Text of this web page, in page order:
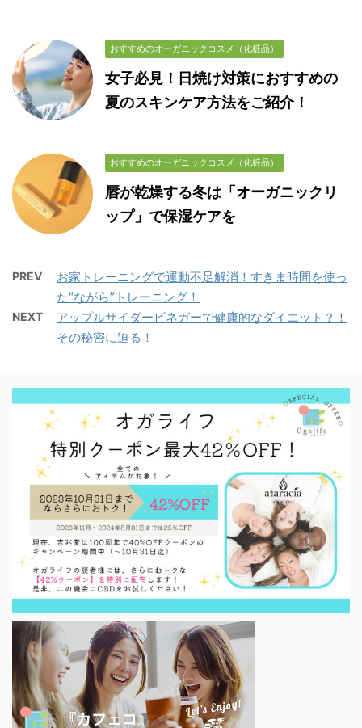
おすすめのオーガニックコスメ（化粧品）
女子必見！日焼け対策におすすめの
夏のスキンケア方法をご紹介！
おすすめのオーガニックコスメ（化粧品）
唇が乾燥する冬は「オーガニックリ
ップ」で保湿ケアを
PREV
お家トレーニングで運動不足解消！すきま時間を使っ
た“ながら”トレーニング！
NEXT
アップルサイダービネガーで健康的なダイエット？！
その秘密に迫る！